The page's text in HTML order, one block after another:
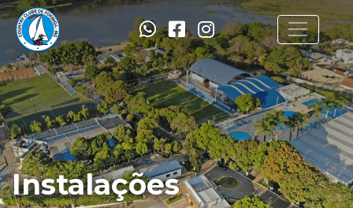
Instalações